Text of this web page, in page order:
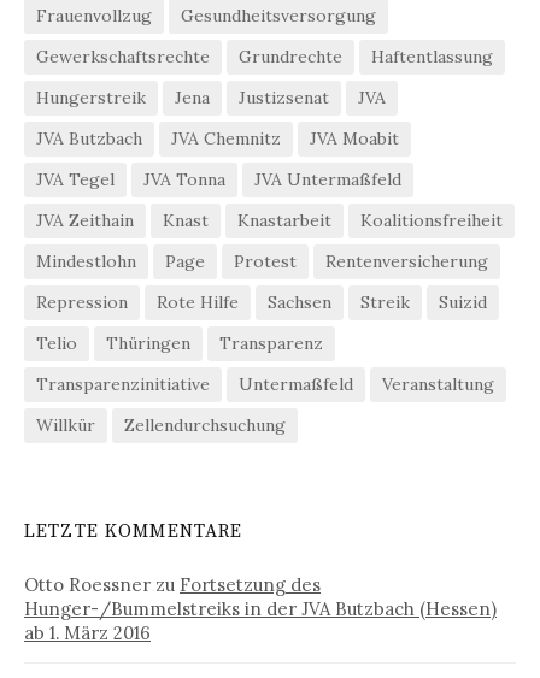
Frauenvollzug
Gesundheitsversorgung
Gewerkschaftsrechte
Grundrechte
Haftentlassung
Hungerstreik
Jena Justizsenat
JVA
JVA Butzbach
JVA Chemnitz
JVA Moabit
JVA Tegel
JVA Tonna
JVA Untermaßfeld
JVA Zeithain
Knast Knastarbeit
Koalitionsfreiheit
Mindestlohn
Page Protest
Rentenversicherung
Repression
Rote Hilfe Sachsen Streik
Suizid
Telio
Thüringen
Transparenz
Transparenzinitiative
Untermaßfeld
Veranstaltung
Willkür
Zellendurchsuchung
LETZTE KOMMENTARE
Otto Roessner zu Fortsetzung des
Hunger-/Bummelstreiks in der JVA Butzbach (Hessen)
ab 1. März 2016